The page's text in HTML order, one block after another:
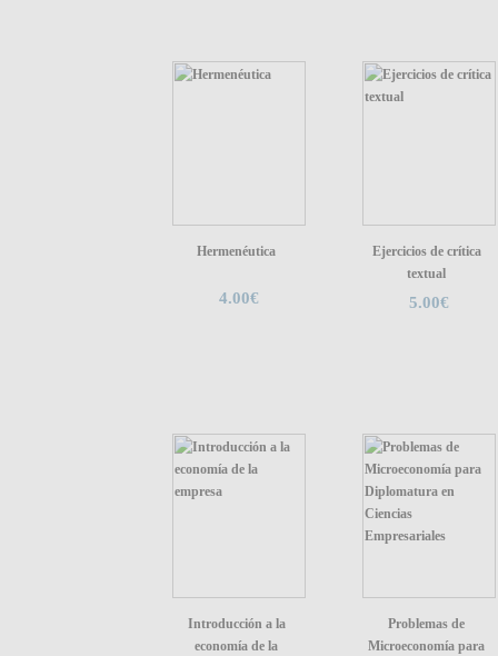
Hermenéutica
4.00€
Ejercicios de crítica
textual
5.00€
Introducción a la
economía de la
Problemas de
Microeconomía para